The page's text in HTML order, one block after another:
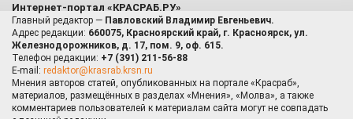
Интернет-портал «КРАСРАБ.РУ»
Главный редактор — Павловский Владимир Евгеньевич.
Адрес редакции: 660075, Красноярский край, г. Красноярск, ул.
Железнодорожников, д. 17, пом. 9, оф. 615.
Телефон редакции: +7 (391) 211-56-88
E-mail: redaktor@krasrab.krsn.ru
Мнения авторов статей, опубликованных на портале «Красраб»,
материалов, размещённых в разделах «Мнения», «Молва», а также
комментариев пользователей к материалам сайта могут не совпадать